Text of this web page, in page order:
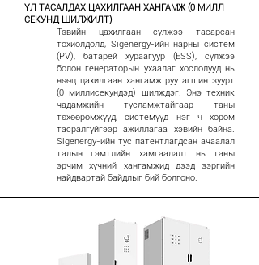
ҮЛ ТАСАЛДАХ ЦАХИЛГААН ХАНГАМЖ (0 МИЛЛ
СЕКУНД ШИЛЖИЛТ)
Төвийн цахилгаан сүлжээ тасарсан
тохиолдолд, Sigenergy-ийн нарны систем
(PV), батарей хураагуур (ESS), сүлжээ
болон генераторын ухаалаг хослолууд нь
нөөц цахилгаан хангамж руу агшин зуурт
(0 миллисекундэд) шилждэг. Энэ техник
чадамжийн тусламжтайгаар таны
төхөөрөмжүүд, системүүд нэг ч хором
тасралгүйгээр ажиллагаа хэвийн байна.
Sigenergy-ийн тус патентлагдсан ачаалал
талын гэмтлийн хамгаалалт нь таны
эрчим хүчний хангамжид дээд зэргийн
найдвартай байдлыг бий болгоно.